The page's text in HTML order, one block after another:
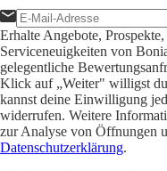
Erhalte Angebote,
Serviceneuigkeiten von
gelegentliche
Klick auf „Weiter" willigst
kannst deine Einwilligung
widerrufen. Weitere
zur Analyse von Öffnungen
Datenschutzerklärung.